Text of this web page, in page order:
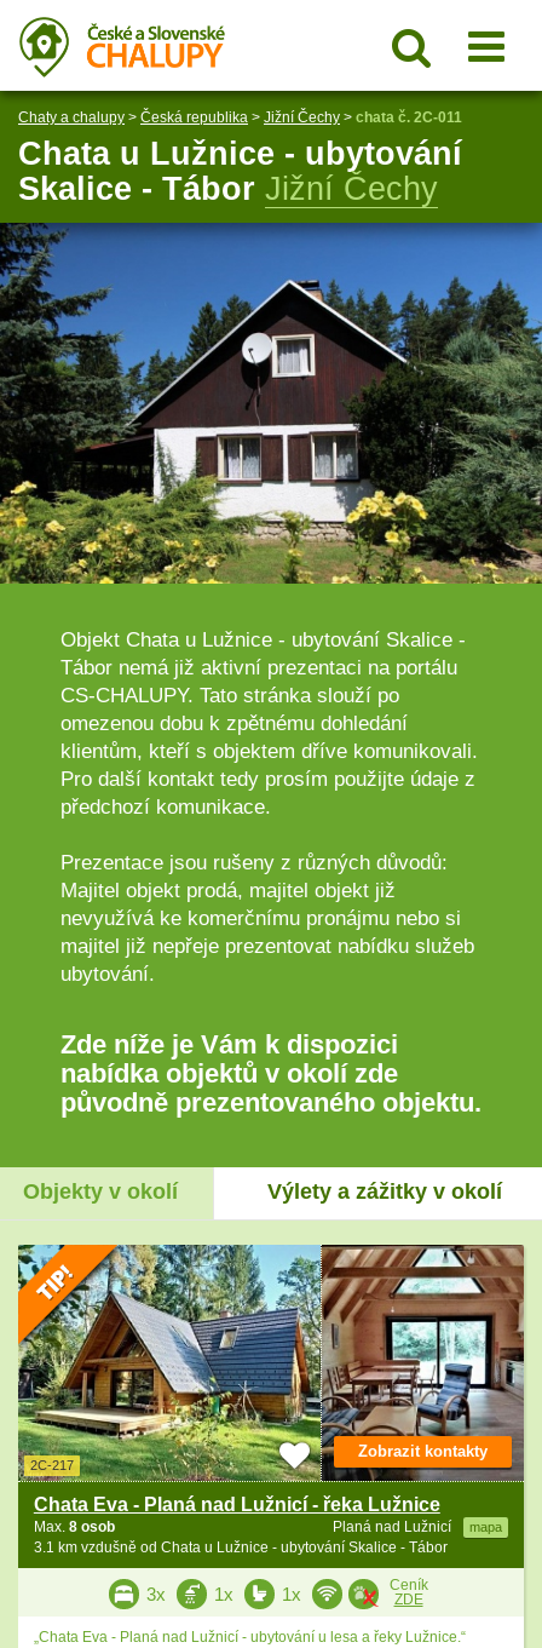
Chaty a chalupy > Česká republika > Jižní Čechy > chata č. 2C-011
Chata u Lužnice - ubytování
Skalice - Tábor Jižní Čechy
Objekt Chata u Lužnice - ubytování Skalice -
Tábor nemá již aktivní prezentaci na portálu
CS-CHALUPY. Tato stránka slouží po
omezenou dobu k zpětnému dohledání
klientům, kteří s objektem dříve komunikovali.
Pro další kontakt tedy prosím použijte údaje z
předchozí komunikace.
Prezentace jsou rušeny z různých důvodů:
Majitel objekt prodá, majitel objekt již
nevyužívá ke komerčnímu pronájmu nebo si
majitel již nepřeje prezentovat nabídku služeb
ubytování.
Zde níže je Vám k dispozici
nabídka objektů v okolí zde
původně prezentovaného objektu.
Objekty v okolí Výlety a zážitky v okolí
2C-217
Chata Eva - Planá nad Lužnicí - řeka Lužnice
Planá nad Lužnicí mapa
Max. 8 osob
3.1 km vzdušně od Chata u Lužnice - ubytování Skalice - Tábor
Zobrazit kontakty
3x 1x 1x
Ceník
ZDE
„Chata Eva - Planá nad Lužnicí - ubytování u lesa a řeky Lužnice.“